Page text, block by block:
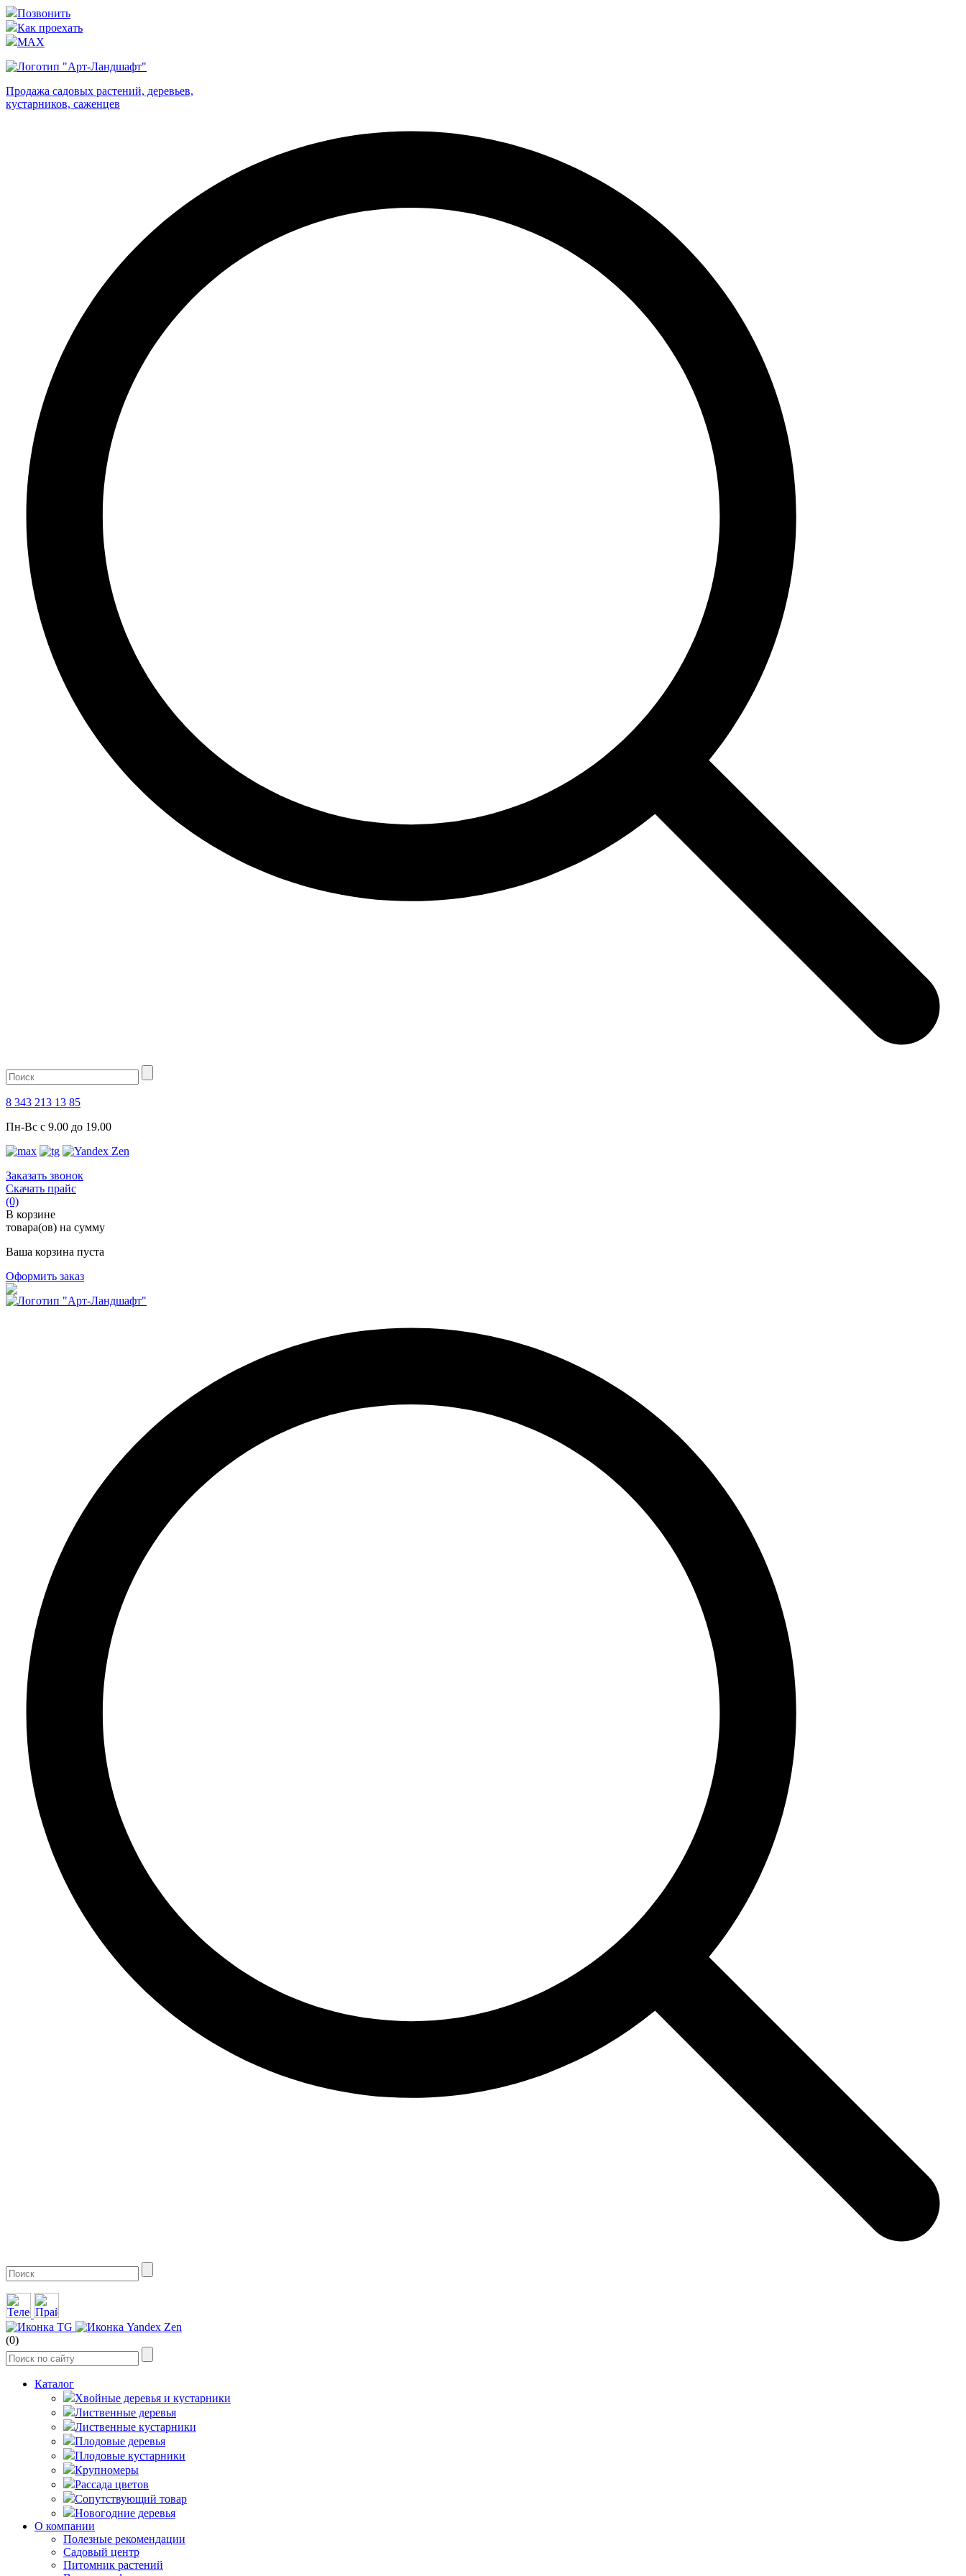
Позвонить
Как проехать
MAX
Продажа садовых растений, деревьев,
кустарников, саженцев
8 343 213 13 85
Пн-Вс с 9.00 до 19.00
Заказать звонок
Скачать прайс
(0)
В корзине
товара(ов) на сумму
Ваша корзина пуста
Оформить заказ
(0)
Каталог
Хвойные деревья и кустарники
Лиственные деревья
Лиственные кустарники
Плодовые деревья
Плодовые кустарники
Крупномеры
Рассада цветов
Сопутствующий товар
Новогодние деревья
О компании
Полезные рекомендации
Садовый центр
Питомник растений